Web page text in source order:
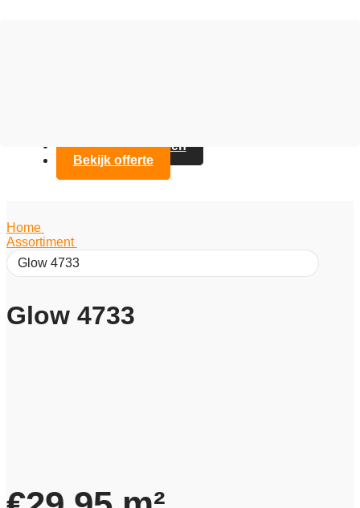
Contact opnemen
Bekijk offerte
Home
Assortiment
Glow 4733
Glow 4733